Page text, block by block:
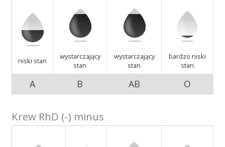
Krwiodawcy
niski stan
wystarczający
stan
wystarczający
stan
bardzo niski
stan
A B AB O
Krew RhD (-) minus